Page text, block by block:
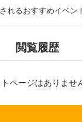
れるおすすめイベン
閲覧履歴
ページはありませ